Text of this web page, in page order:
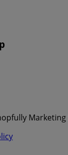
Marketing